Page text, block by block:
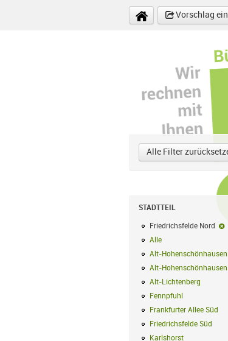
Vorschlag
Alle Filter
STADTTEIL
Friedrichsfelde Nord
Alle
Alt-Hohenschönhausen
Alt-Hohenschönhausen
Alt-Lichtenberg Alt-
Fennpfuhl
Frankfurter Allee Süd
Friedrichsfelde Süd
Karlshorst